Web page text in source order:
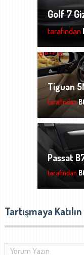
Golf 7
tarafından
Tiguan
tarafından
Passat
tarafından
Tartışmaya Katılın